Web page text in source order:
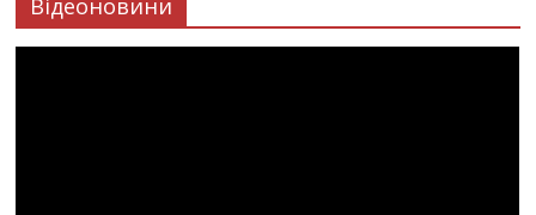
Відеоновини